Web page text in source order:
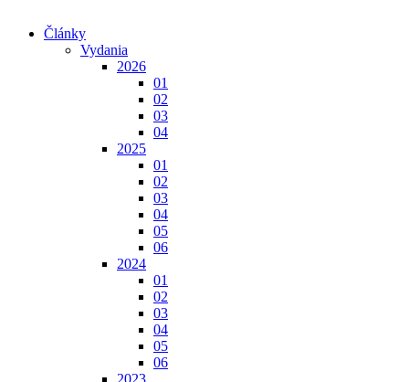
Články
Vydania
2026
01
02
03
04
2025
01
02
03
04
05
06
2024
01
02
03
04
05
06
2023